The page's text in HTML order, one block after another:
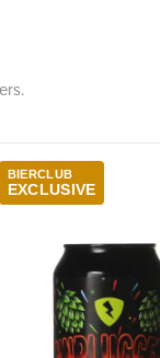
BIERCLUB
EXCLUSIVE